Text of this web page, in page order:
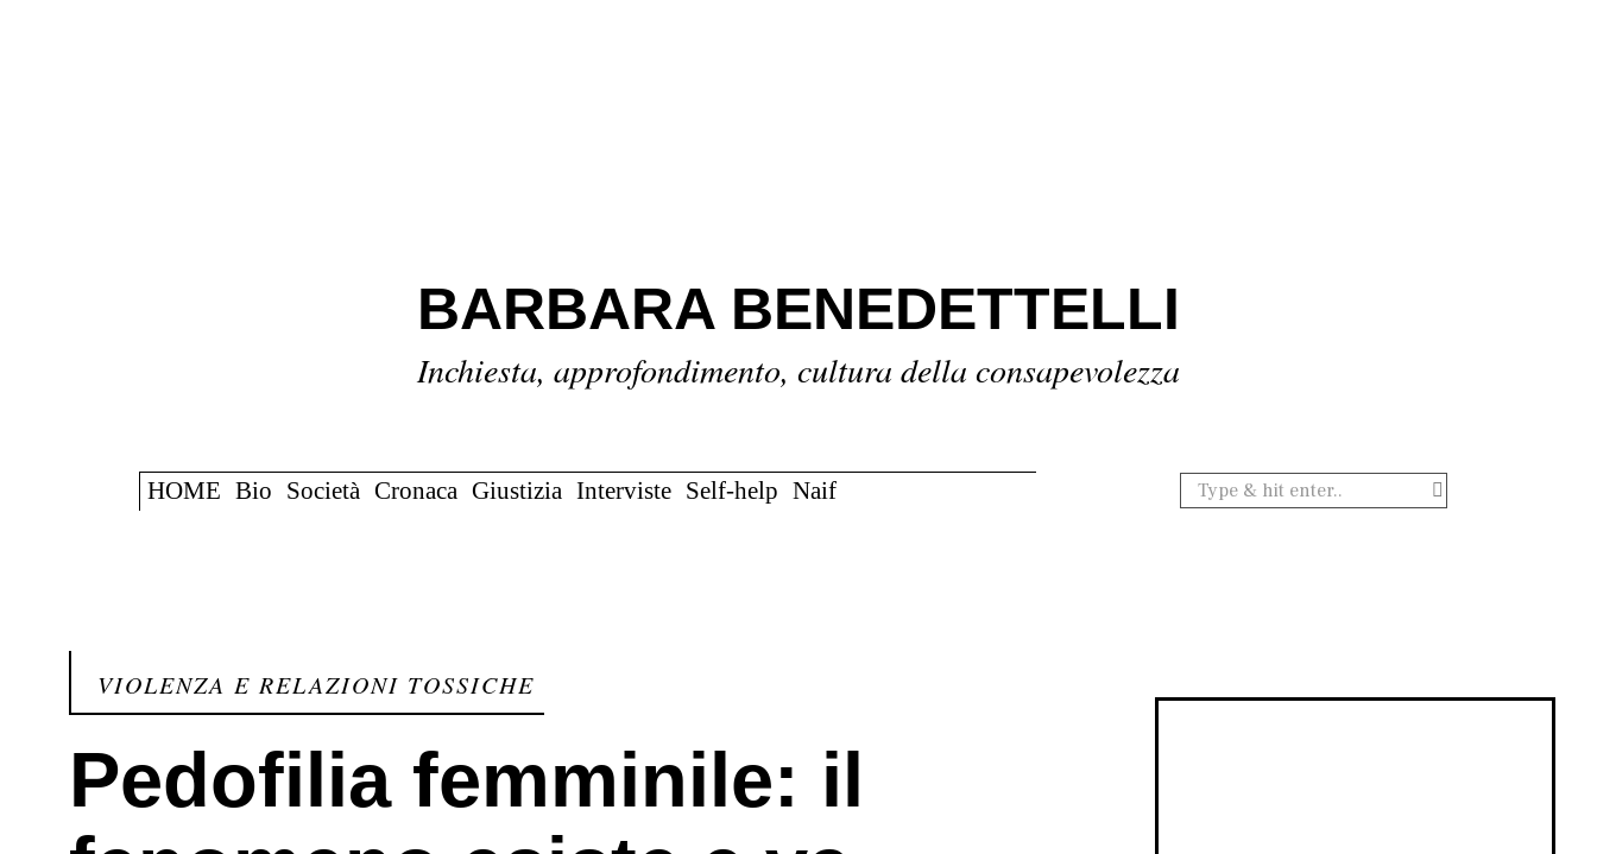
BARBARA BENEDETTELLI
Inchiesta, approfondimento, cultura della consapevolezza
HOME Bio Società Cronaca Giustizia Interviste Self-help Naif
VIOLENZA E RELAZIONI TOSSICHE
Pedofilia femminile: il